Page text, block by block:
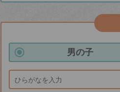
男の子